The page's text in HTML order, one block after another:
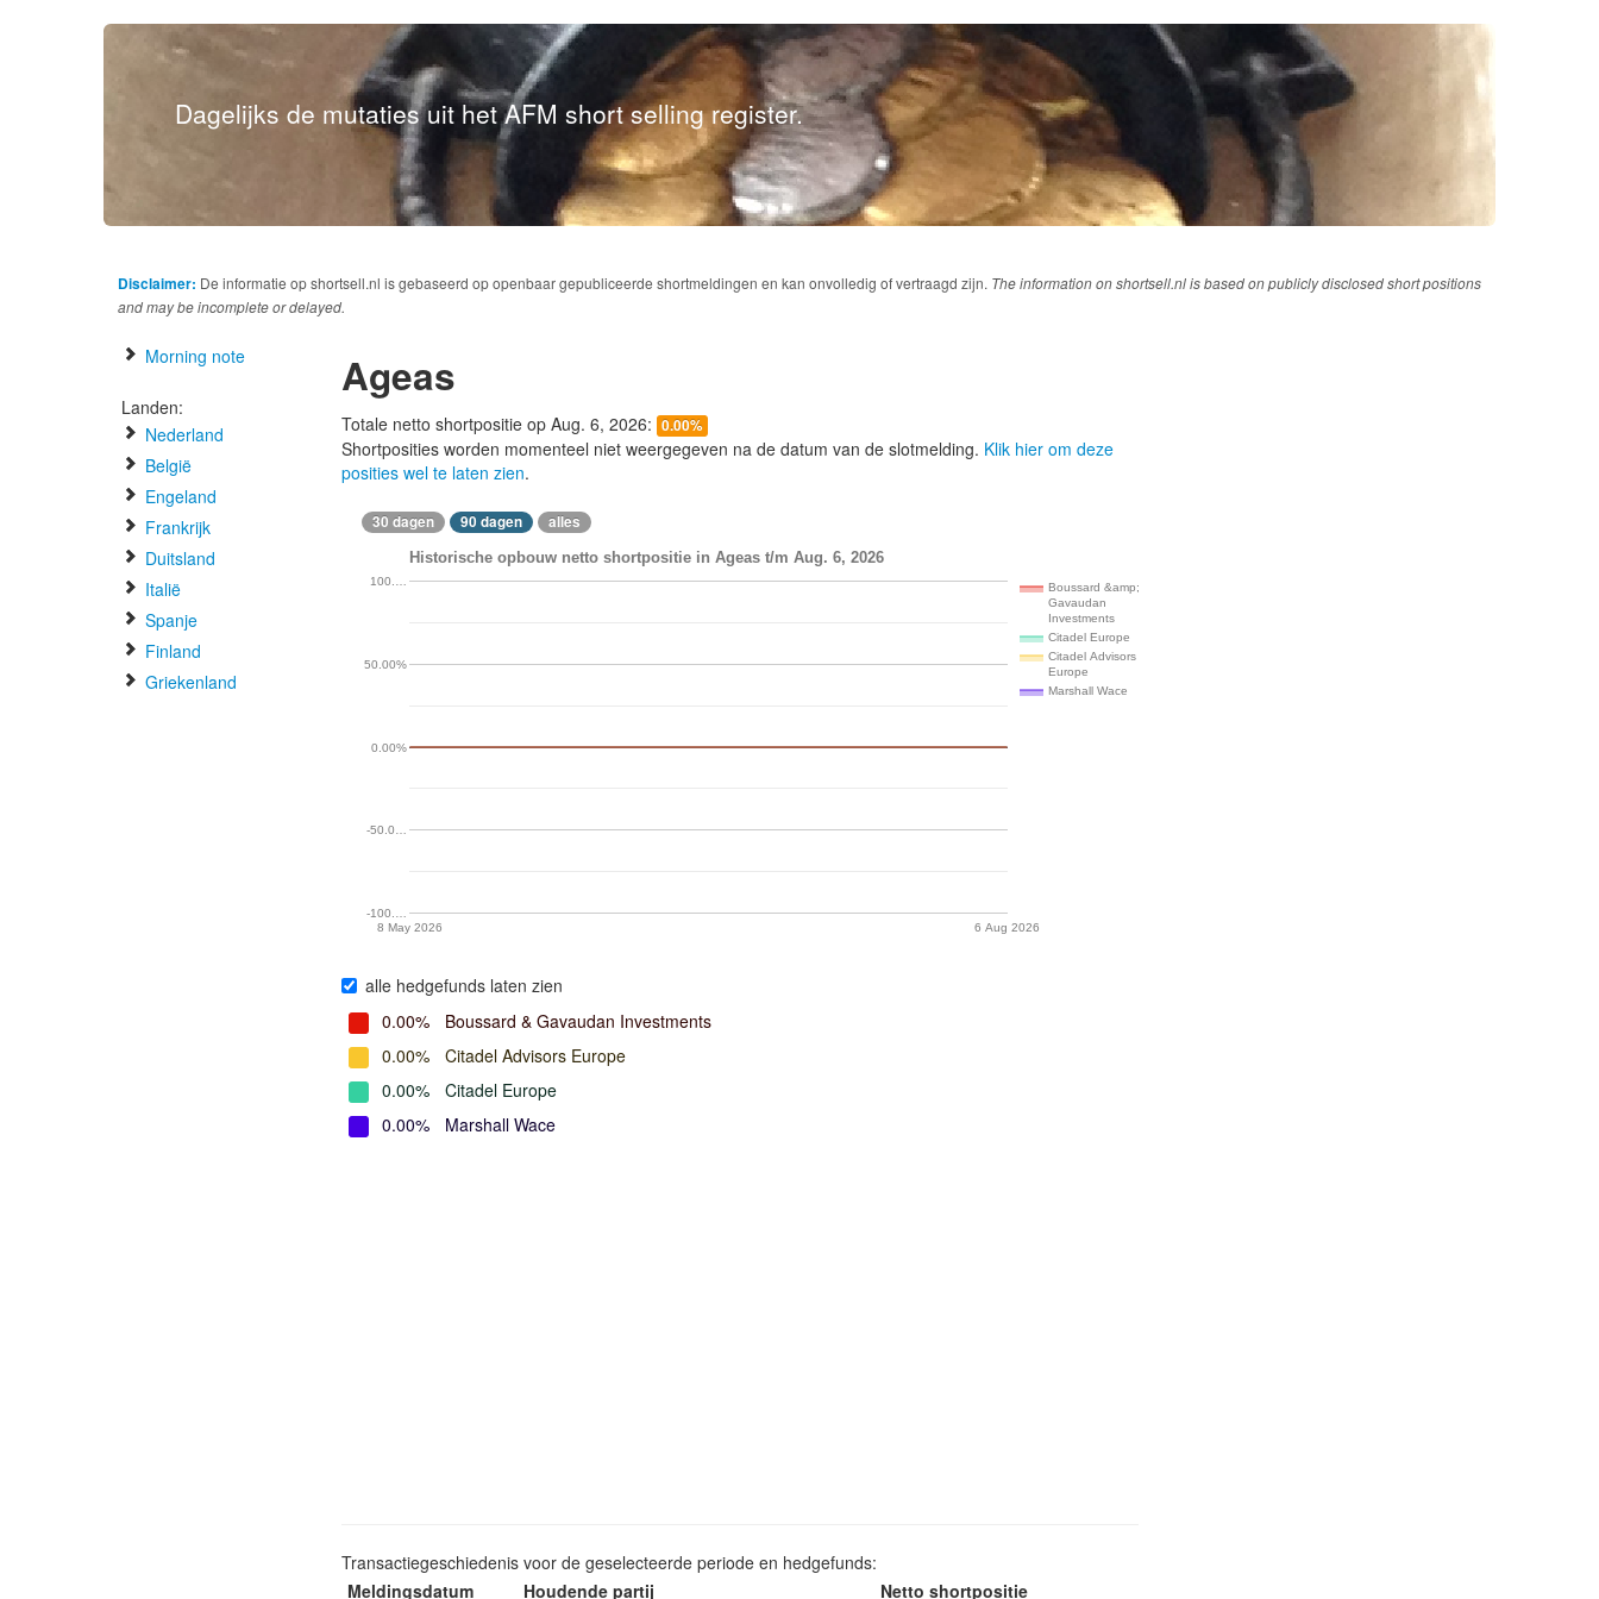
Dagelijks de mutaties uit het AFM short selling register.
Disclaimer: De informatie op shortsell.nl is gebaseerd op openbaar gepubliceerde shortmeldingen en kan onvolledig of vertraagd zijn. The information on shortsell.nl is based on publicly disclosed short positions
and may be incomplete or delayed.
Morning note
Landen:
Nederland
België
Engeland
Frankrijk
Duitsland
Italië
Spanje
Finland
Griekenland
Ageas
Totale netto shortpositie op Aug. 6, 2026: 0.00%
Shortposities worden momenteel niet weergegeven na de datum van de slotmelding. Klik hier om deze
posities wel te laten zien.
30 dagen 90 dagen alles
Historische opbouw netto shortpositie in Ageas t/m Aug. 6, 2026
Boussard &amp;
Gavaudan
Investments
Citadel Europe
Citadel Advisors
Europe
Marshall Wace
8 May 2026 6 Aug 2026
-100.…
-50.0…
0.00%
50.00%
100.…
alle hedgefunds laten zien
0.00%
Boussard & Gavaudan Investments
0.00%
Citadel Advisors Europe
0.00%
Citadel Europe
0.00%
Marshall Wace
Transactiegeschiedenis voor de geselecteerde periode en hedgefunds:
Meldingsdatum
Houdende partij Netto shortpositie